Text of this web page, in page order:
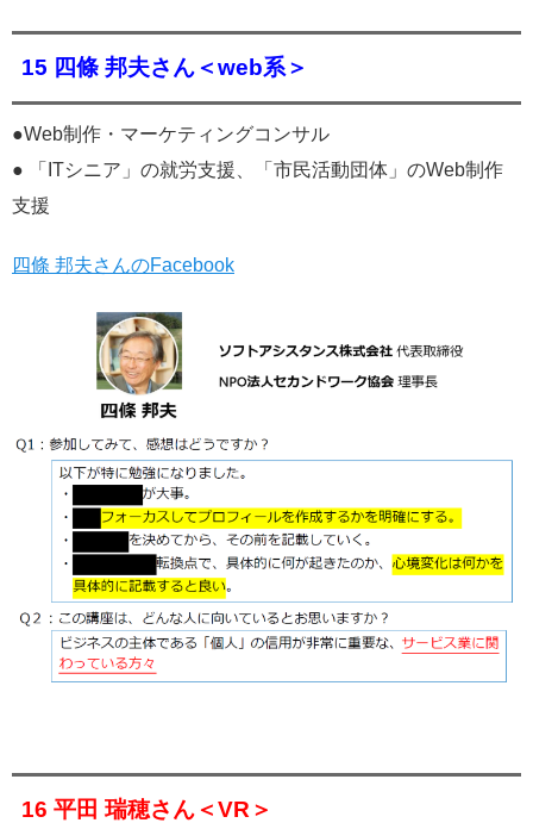
15 四條 邦夫さん＜web系＞
●Web制作・マーケティングコンサル
● 「ITシニア」の就労⽀援、「市⺠活動団体」のWeb制作
⽀援
四條 邦夫さんのFacebook
16 平田 瑞穂さん＜VR＞